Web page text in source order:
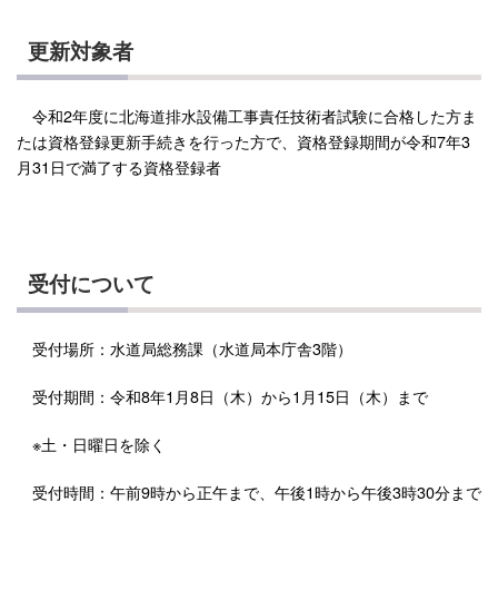
更新対象者
令和2年度に北海道排水設備工事責任技術者試験に合格した方ま
たは資格登録更新手続きを行った方で、資格登録期間が令和7年3
月31日で満了する資格登録者
受付について
受付場所：水道局総務課（水道局本庁舎3階）
受付期間：令和8年1月8日（木）から1月15日（木）まで
※土・日曜日を除く
受付時間：午前9時から正午まで、午後1時から午後3時30分まで